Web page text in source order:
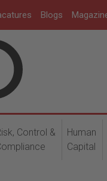
Blogs
Control &
Human
Capital